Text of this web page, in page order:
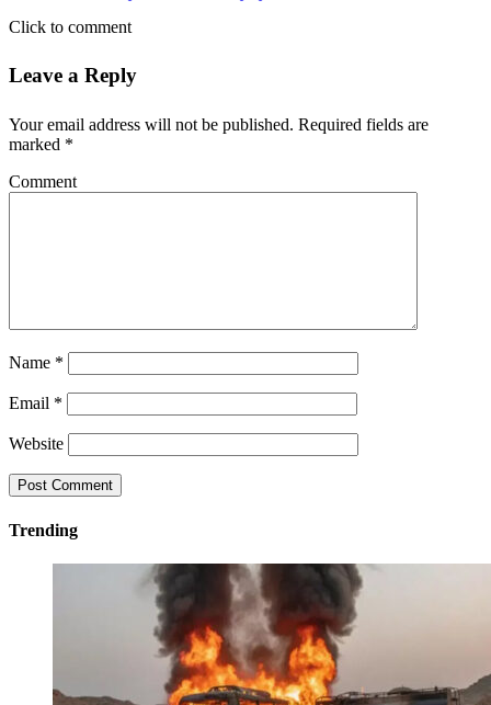
Click to comment
Leave a Reply
Your email address will not be published. Required fields are
marked *
Comment
Name *
Email *
Website
Trending